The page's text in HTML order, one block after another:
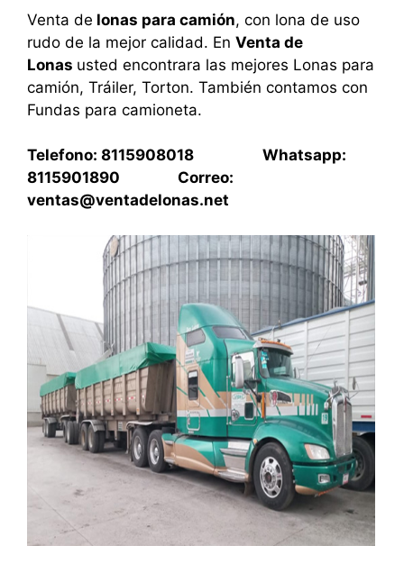
Venta de lonas para camión, con lona de uso
rudo de la mejor calidad. En Venta de
Lonas usted encontrara las mejores Lonas para
camión, Tráiler, Torton. También contamos con
Fundas para camioneta.
Telefono: 8115908018 Whatsapp:
8115901890 Correo:
ventas@ventadelonas.net